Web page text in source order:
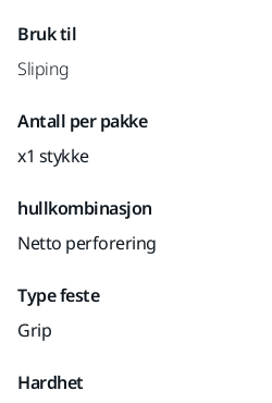
Bruk til
Sliping
Antall per pakke
x1 stykke
hullkombinasjon
Netto perforering
Type feste
Grip
Hardhet